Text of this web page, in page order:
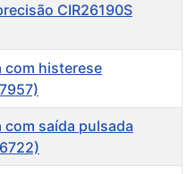
CIR26190S
com histerese
saída pulsada